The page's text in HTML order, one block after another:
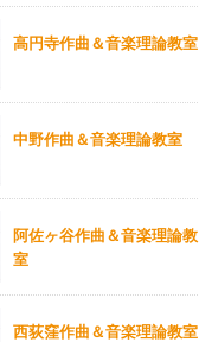
高円寺作曲＆音楽理論教室
中野作曲＆音楽理論教室
阿佐ヶ谷作曲＆音楽理論教
室
西荻窪作曲＆音楽理論教室